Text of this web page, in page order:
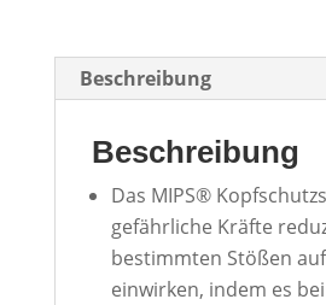
Beschreibung
Beschreibung
Das MIPS®
gefährliche Kräfte
bestimmten Stößen
einwirken, indem es